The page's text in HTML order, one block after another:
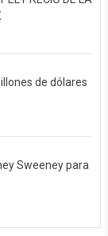
de dólares
Sweeney para